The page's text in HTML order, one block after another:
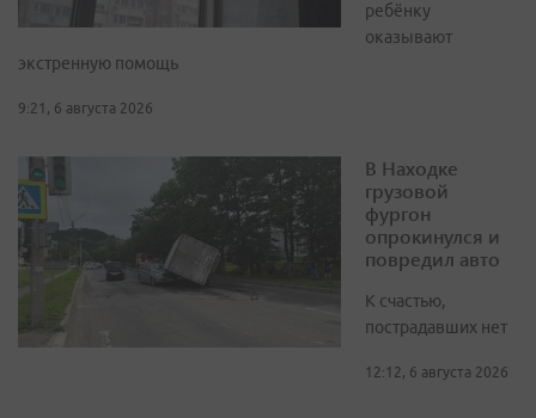
ребёнку
оказывают
экстренную помощь
9:21, 6 августа 2026
В Находке
грузовой
фургон
опрокинулся и
повредил авто
К счастью,
пострадавших нет
12:12, 6 августа 2026